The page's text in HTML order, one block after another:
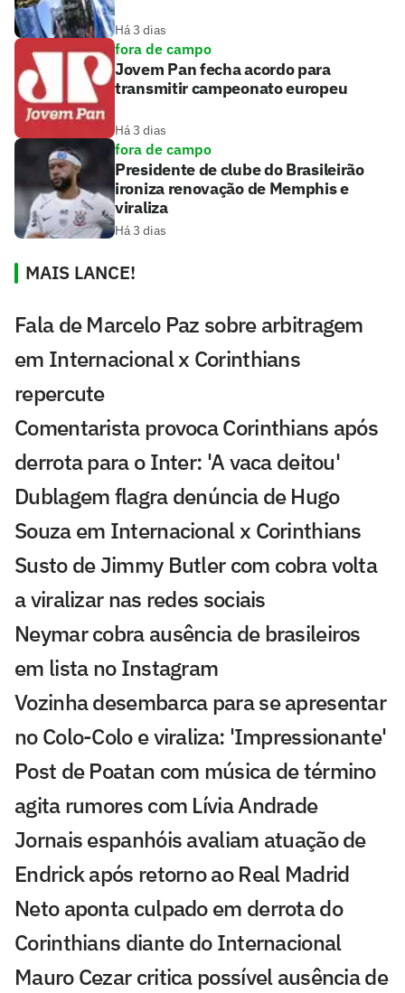
Há 3 dias
fora de campo
Jovem Pan fecha acordo para
transmitir campeonato europeu
Há 3 dias
fora de campo
Presidente de clube do Brasileirão
ironiza renovação de Memphis e
viraliza
Há 3 dias
MAIS LANCE!
Fala de Marcelo Paz sobre arbitragem
em Internacional x Corinthians
repercute
Comentarista provoca Corinthians após
derrota para o Inter: 'A vaca deitou'
Dublagem flagra denúncia de Hugo
Souza em Internacional x Corinthians
Susto de Jimmy Butler com cobra volta
a viralizar nas redes sociais
Neymar cobra ausência de brasileiros
em lista no Instagram
Vozinha desembarca para se apresentar
no Colo-Colo e viraliza: 'Impressionante'
Post de Poatan com música de término
agita rumores com Lívia Andrade
Jornais espanhóis avaliam atuação de
Endrick após retorno ao Real Madrid
Neto aponta culpado em derrota do
Corinthians diante do Internacional
Mauro Cezar critica possível ausência de